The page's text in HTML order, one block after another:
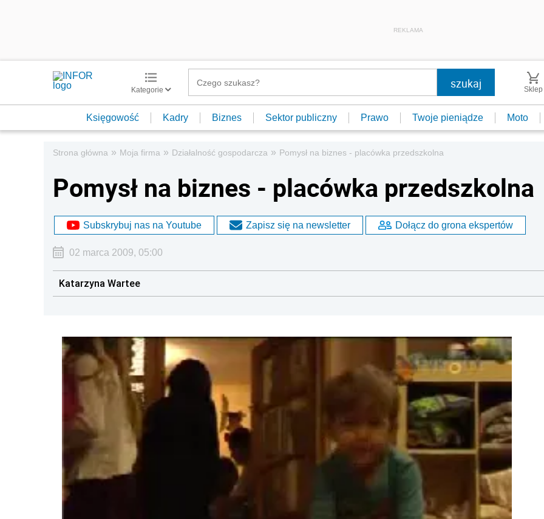
REKLAMA
Kategorie Sklep
Księgowość Kadry Biznes Sektor publiczny Prawo Twoje pieniądze Moto
Strona główna » Moja firma » Działalność gospodarcza » Pomysł na biznes - placówka przedszkolna
Pomysł na biznes - placówka przedszkolna
Subskrybuj nas na Youtube Zapisz się na newsletter Dołącz do grona ekspertów
02 marca 2009, 05:00
Katarzyna Wartee